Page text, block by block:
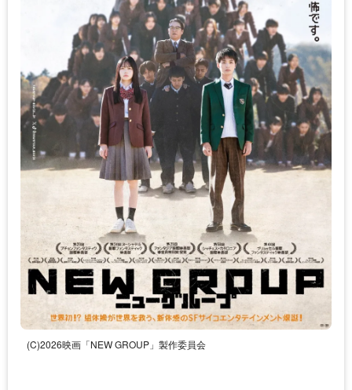
(C)2026映画「NEW GROUP」製作委員会